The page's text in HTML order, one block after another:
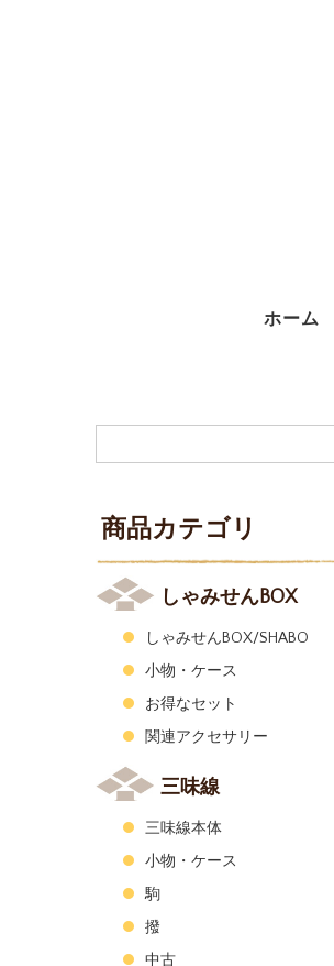
ホーム
商品カテゴリ
しゃみせんBOX
しゃみせんBOX/SHABO
小物・ケース
お得なセット
関連アクセサリー
三味線
三味線本体
小物・ケース
駒
撥
中古